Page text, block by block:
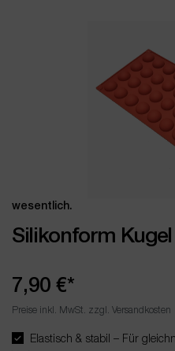
wesentlich.
Silikonform
7,90 €*
Preise inkl. MwSt. zzgl. Versandkosten
Elastisch & stabil – Für